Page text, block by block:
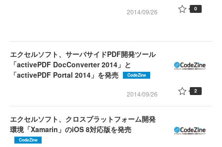
2014/09/26 0
エクセルソフト、サーバサイドPDF開発ツール
「activePDF DocConverter 2014」と
「activePDF Portal 2014」を発売
CodeZine
2014/09/26 2
エクセルソフト、クロスプラットフォーム開発
環境「Xamarin」のiOS 8対応版を発売
CodeZine